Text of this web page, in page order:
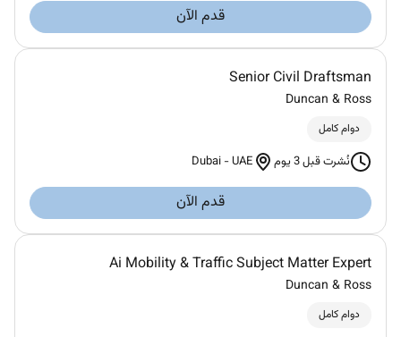
قدم الآن
Senior Civil Draftsman
Duncan & Ross
دوام كامل
نُشرت قبل 3 يوم Dubai -UAE
قدم الآن
Ai Mobility & Traffic Subject Matter Expert
Duncan & Ross
دوام كامل